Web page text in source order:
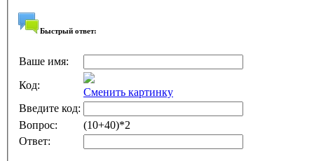
Быстрый ответ:
Ваше имя:
Код:
Сменить картинку
Введите код:
Вопрос:
(10+40)*2
Ответ: